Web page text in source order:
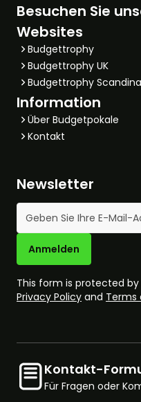
Besuchen Sie
Websites
Budgettrophy
Budgettrophy UK
Budgettrophy
Information
Über Budgetpokale
Kontakt
Newsletter
E-Mail-Adresse
Anmelden
This form is protected by
Privacy Policy and Terms
Kontakt-
Für Fragen oder